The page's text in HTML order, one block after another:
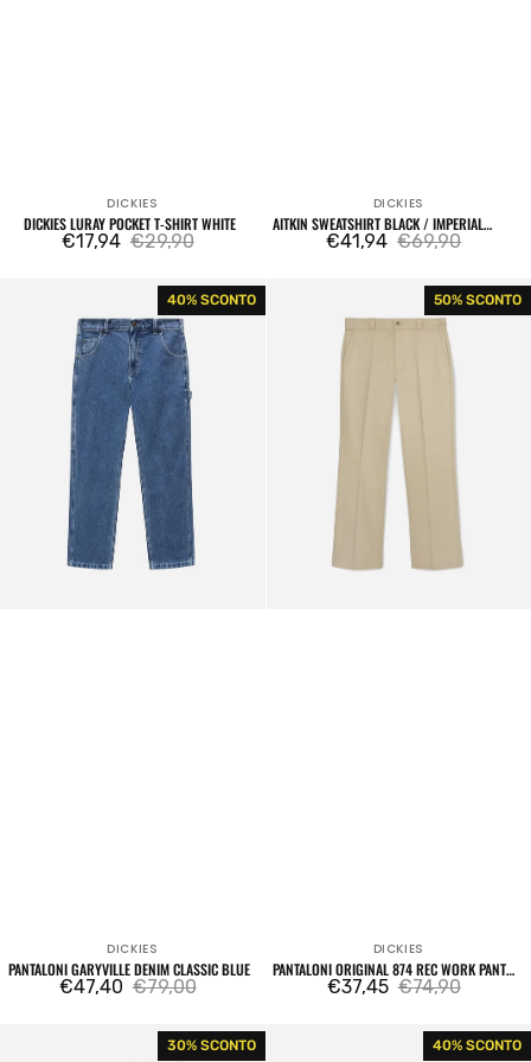
Venditore:
DICKIES
DICKIES LURAY POCKET T-SHIRT WHITE
Prezzo
€17,94
Prezzo
regolare
€29,90
Venditore:
DICKIES
AITKIN SWEATSHIRT BLACK / IMPERIAL
Prezzo
€41,94
Prezzo
regolare
€69,90
40% SCONTO
Venditore:
DICKIES
PANTALONI GARYVILLE DENIM CLASSIC BLUE
Prezzo
€47,40
Prezzo
regolare
€79,00
Pantaloni
Original
50% SCONTO
Venditore:
DICKIES
PANTALONI ORIGINAL 874 REC WORK PANT
Prezzo
€37,45
Prezzo
regolare
€74,90
30% SCONTO Cargo
40% SCONTO